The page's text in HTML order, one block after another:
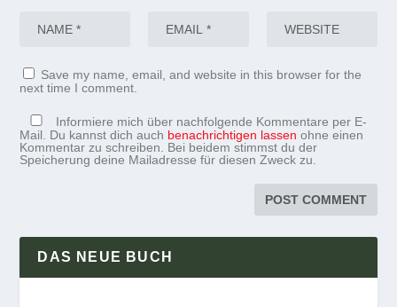
Save my name, email, and website in this browser for the
next time I comment.
Informiere mich über nachfolgende Kommentare per E-
Mail. Du kannst dich auch benachrichtigen lassen ohne einen
Kommentar zu schreiben. Bei beidem stimmst du der
Speicherung deine Mailadresse für diesen Zweck zu.
DAS NEUE BUCH